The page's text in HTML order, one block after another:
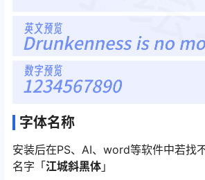
字体名称
安装后在PS、AI、word等软件中若找
名字「江城斜黑体 」